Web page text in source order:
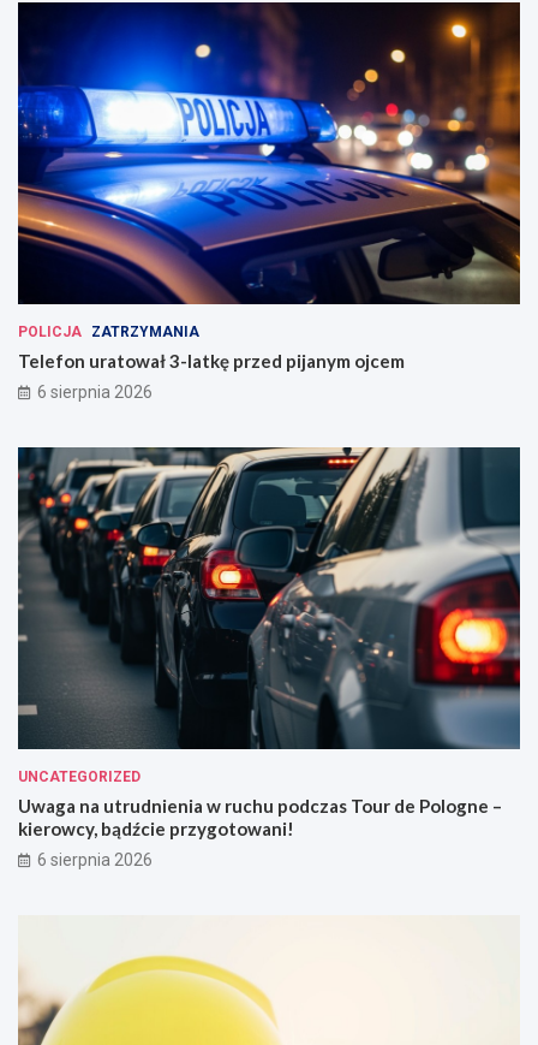
POLICJA ZATRZYMANIA
Telefon uratował 3-latkę przed pijanym ojcem
6 sierpnia 2026
UNCATEGORIZED
Uwaga na utrudnienia w ruchu podczas Tour de Pologne –
kierowcy, bądźcie przygotowani!
6 sierpnia 2026